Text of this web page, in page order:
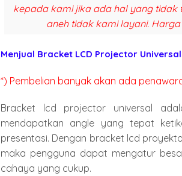
kepada kami jika ada hal yang tidak
aneh tidak kami layani.
Menjual Bracket LCD Projector Universal
*) Pembelian banyak akan ada
Bracket lcd projector universal
mendapatkan angle yang tepat
presentasi. Dengan bracket lcd
maka pengguna dapat mengatur
cahaya yang cukup.